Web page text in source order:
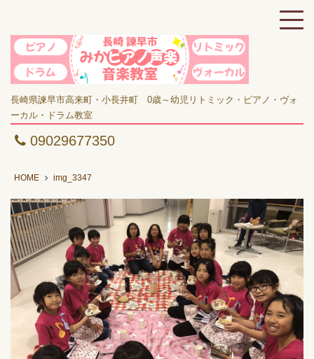
長崎県諫早市高来町・小長井町 0歳～幼児リトミック・ピアノ・ヴォ
ーカル・ドラム教室
09029677350
HOME img_3347